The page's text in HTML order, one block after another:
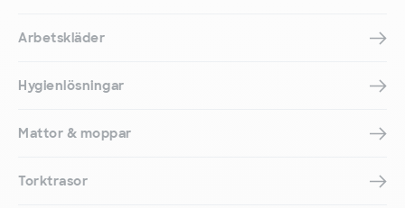
Arbetskläder
Hygienlösningar
Mattor & moppar
Torktrasor